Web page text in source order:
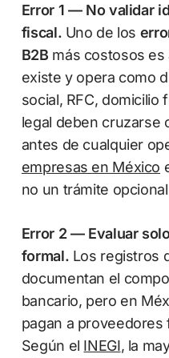
Error 1 — No validar
fiscal. Uno de los
B2B más costosos
existe y opera como
social, RFC,
legal deben cruzarse
antes de cualquier
empresas en México
no un trámite
Error 2 — Evaluar
formal. Los registros
documentan el
bancario, pero en
pagan a proveedores
Según el INEGI, la